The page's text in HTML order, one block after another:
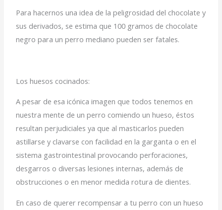
Para hacernos una idea de la peligrosidad del chocolate y
sus derivados, se estima que 100 gramos de chocolate
negro para un perro mediano pueden ser fatales.
Los huesos cocinados:
A pesar de esa icónica imagen que todos tenemos en
nuestra mente de un perro comiendo un hueso, éstos
resultan perjudiciales ya que al masticarlos pueden
astillarse y clavarse con facilidad en la garganta o en el
sistema gastrointestinal provocando perforaciones,
desgarros o diversas lesiones internas, además de
obstrucciones o en menor medida rotura de dientes.
En caso de querer recompensar a tu perro con un hueso